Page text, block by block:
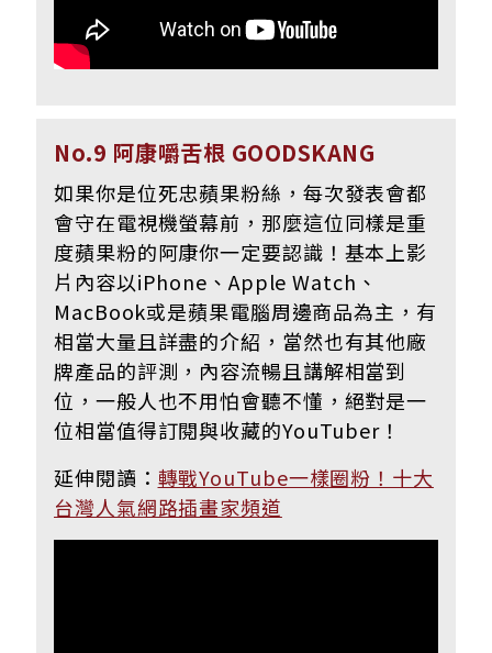
No.9 阿康嚼舌根 GOODSKANG
如果你是位死忠蘋果粉絲，每次發表會都
會守在電視機螢幕前，那麼這位同樣是重
度蘋果粉的阿康你一定要認識！基本上影
片內容以iPhone、Apple Watch、
MacBook或是蘋果電腦周邊商品為主，有
相當大量且詳盡的介紹，當然也有其他廠
牌產品的評測，內容流暢且講解相當到
位，一般人也不用怕會聽不懂，絕對是一
位相當值得訂閱與收藏的YouTuber！
延伸閱讀： 轉戰YouTube一樣圈粉！十大
台灣人氣網路插畫家頻道